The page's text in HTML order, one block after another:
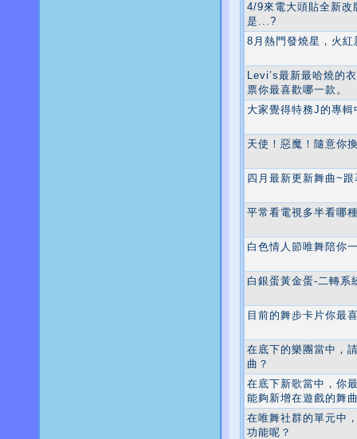
4/9來電大頭貼全新改
是...?
8月熱門發燒星，火
Levi’s最新最哈燒的
票你最喜歡哪一款。
大家覺得特務J的專
天使！惡魔！隨意你
四月最新更新舞曲~
平常看電視多半看哪
白色情人節唯舞陪你
白銀蛋黃金蛋-二轉系
目前的舞步卡片你最
在底下的樂團當中，
曲？
在底下新歌當中，你
能夠新增在遊戲的舞
在唯舞社群的單元中
功能呢？